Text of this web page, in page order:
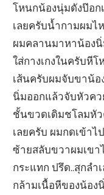
โหนกน้องนุ่มดังป๊อก
เลยครับน้ำกามผมไ
ผมคลานมาหาน้องนิ่
ใส่กางเกงในครับหี
เส้นครับผมจับขาน้
นิ่มออกแล้วจับหัวคว
ชั้นขวดเดิมชโลมหั
เลยครับ ผมกดเข้าไ
ซ้ายสลับขวาผมเข
กระแทก ปรึด..สุกล
กล้ามเนื้อหีของน้อง